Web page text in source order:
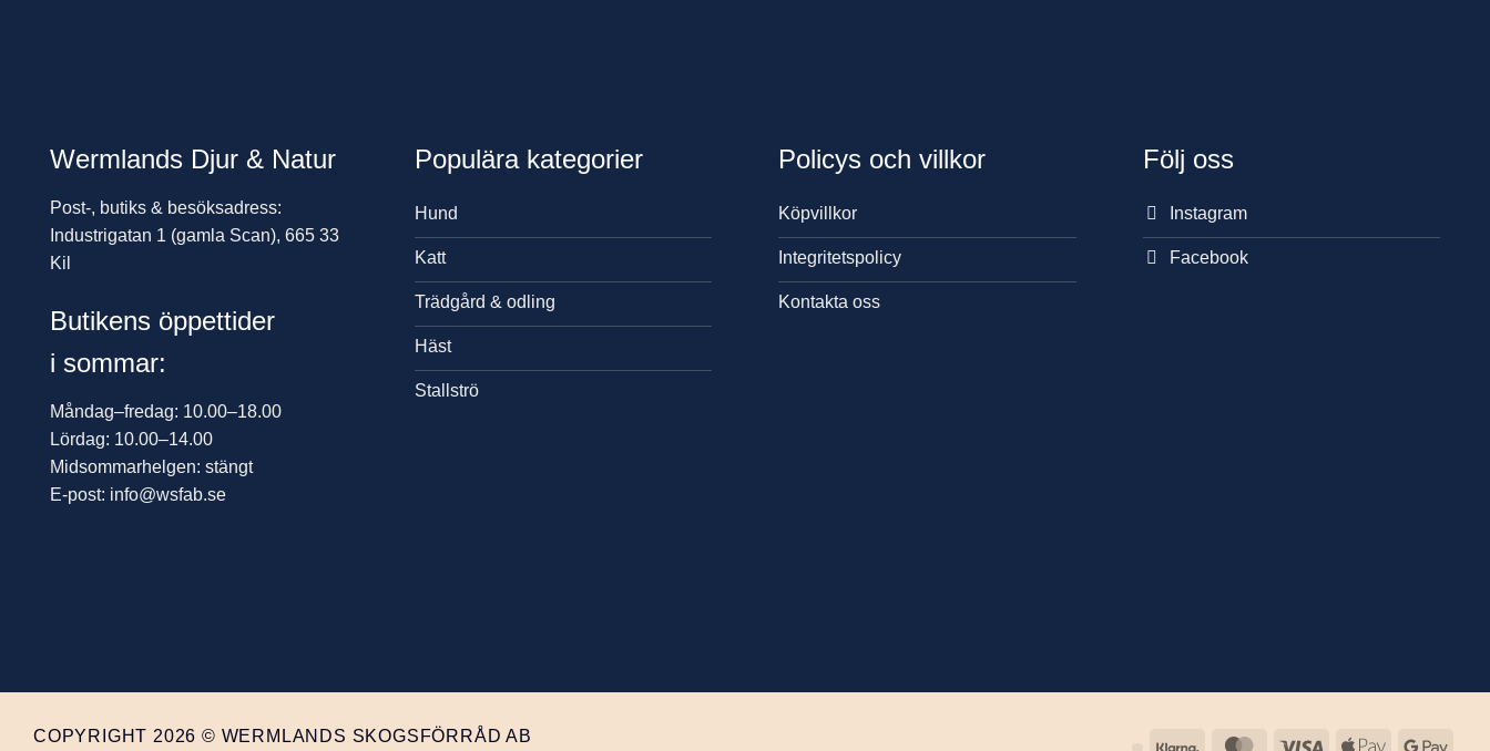
Wermlands Djur & Natur
Post-, butiks & besöksadress:
Industrigatan 1 (gamla Scan), 665 33
Kil
Butikens öppettider
i sommar:
Måndag–fredag: 10.00–18.00
Lördag: 10.00–14.00
Midsommarhelgen: stängt
E-post: info@wsfab.se
Populära kategorier
Hund
Katt
Trädgård & odling
Häst
Stallströ
Policys och villkor
Köpvillkor
Integritetspolicy
Kontakta oss
Följ oss
Instagram
Facebook
COPYRIGHT 2026 © WERMLANDS SKOGSFÖRRÅD AB Klarna MasterCard
Visa Apple